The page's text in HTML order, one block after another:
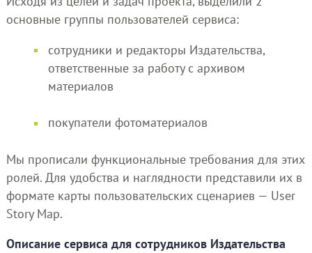
основные группы пользователей сервиса:
сотрудники и редакторы Издательства,
ответственные за работу с архивом
материалов
покупатели фотоматериалов
Мы прописали функциональные требования для этих
ролей. Для удобства и наглядности представили их в
формате карты пользовательских сценариев — User
Story Map.
Описание сервиса для сотрудников Издательства